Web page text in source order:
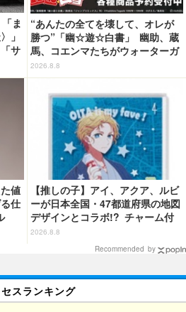
ま
」
サ
“あんたの全てを壊して、オレが
勝つ”「幽☆遊☆白書」 幽助、蔵
馬、コエンマたちがウォーターガ
ンバトル!? 新作グッズが登場☆
2026.8.8
値
仕
【推しの子】アイ、アクア、ルビ
ーが日本全国・47都道府県の地図
デザインとコラボ!? チャーム付
ピンバッジに♪
2026.8.8
Recommended by
セスランキング